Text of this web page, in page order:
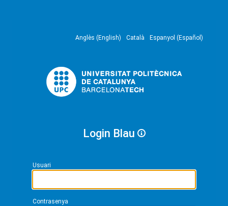
Anglès (English) Català Espanyol (Español)
Login Blau
Usuari
Contrasenya